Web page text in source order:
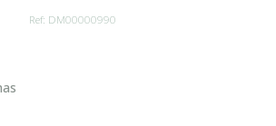
Ref: DM00000990